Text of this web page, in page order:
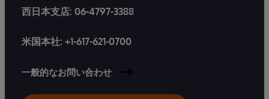
西日本支店: 06-4797-3388
米国本社: +1-617-621-0700
一般的なお問い合わせ